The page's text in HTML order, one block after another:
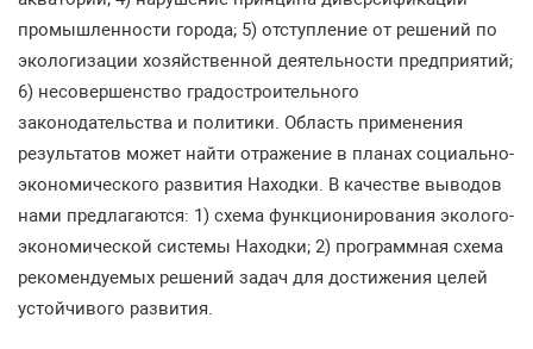
промышленности города; 5) отступление от решений по
экологизации хозяйственной деятельности предприятий;
6) несовершенство градостроительного
законодательства и политики. Область применения
результатов может найти отражение в планах социально-
экономического развития Находки. В качестве выводов
нами предлагаются: 1) cхема функционирования эколого-
экономической системы Находки; 2) программная схема
рекомендуемых решений задач для достижения целей
устойчивого развития.